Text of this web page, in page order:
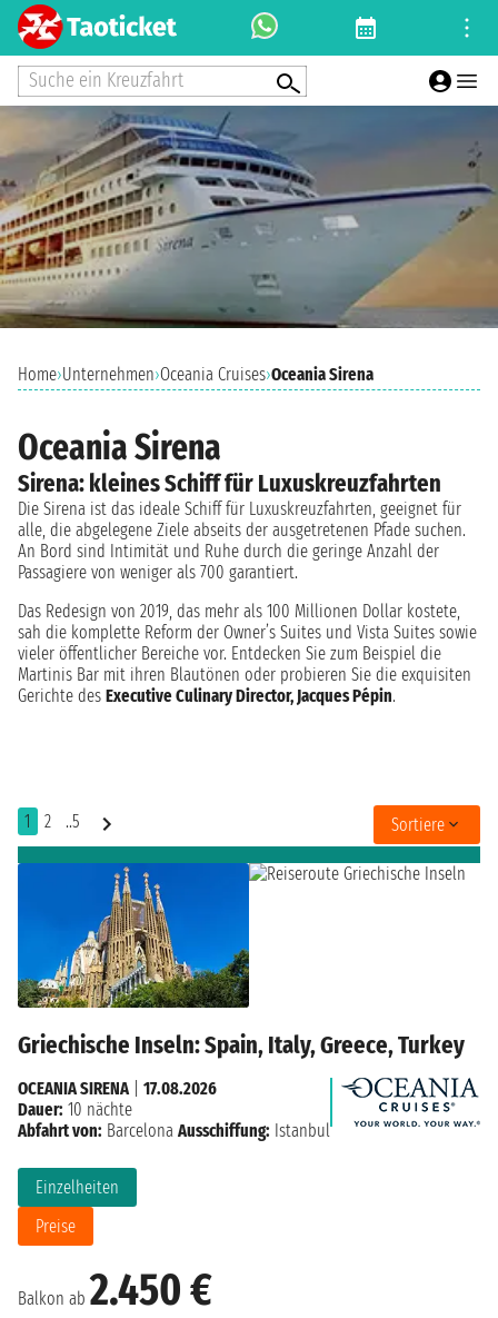
Suche ein Kreuzfahrt
Home›Unternehmen›Oceania Cruises›Oceania Sirena
Oceania Sirena
Sirena: kleines Schiff für Luxuskreuzfahrten
Die Sirena ist das ideale Schiff für Luxuskreuzfahrten, geeignet für
alle, die abgelegene Ziele abseits der ausgetretenen Pfade suchen.
An Bord sind Intimität und Ruhe durch die geringe Anzahl der
Passagiere von weniger als 700 garantiert.
Das Redesign von 2019, das mehr als 100 Millionen Dollar kostete,
sah die komplette Reform der Owner’s Suites und Vista Suites sowie
vieler öffentlicher Bereiche vor. Entdecken Sie zum Beispiel die
Martinis Bar mit ihren Blautönen oder probieren Sie die exquisiten
Gerichte des Executive Culinary Director, Jacques Pépin.
1 2 ..5 Sortiere
Griechische Inseln: Spain, Italy, Greece, Turkey
Balkon ab 2.450 €
Einzelheiten
Preise
OCEANIA SIRENA
17.08.2026
Dauer: 10 nächte
Abfahrt von: Barcelona Ausschiffung: Istanbul